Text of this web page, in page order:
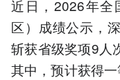
近日，2026年全
区）成绩公示，
斩获省级奖项9人
其中，预计获得